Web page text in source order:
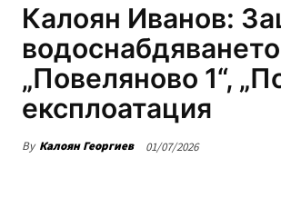
Калоян Иванов:
„Повеляново 1“,
експлоатация
By Калоян Георгиев 01/07/2026